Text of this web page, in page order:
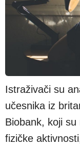
Istraživači su
učesnika iz
Biobank, koji
fizičke